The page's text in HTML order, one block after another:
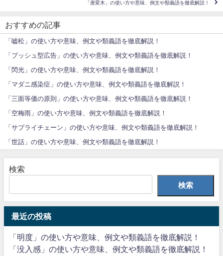
「唐変木」の使い方や意味、例文や類義語を徹底解説！
おすすめの記事
「嘘松」の使い方や意味、例文や類義語を徹底解説！
「プッシュ型広告」の使い方や意味、例文や類義語を徹底解説！
「閃光」の使い方や意味、例文や類義語を徹底解説！
「マダニ感染症」の使い方や意味、例文や類義語を徹底解説！
「三面等価の原則」の使い方や意味、例文や類義語を徹底解説！
「空梅雨」の使い方や意味、例文や類義語を徹底解説！
「サプライチェーン」の使い方や意味、例文や類義語を徹底解説！
「世話」の使い方や意味、例文や類義語を徹底解説！
検索
検索
最近の投稿
「明度」の使い方や意味、例文や類義語を徹底解説！
「没入感」の使い方や意味、例文や類義語を徹底解説！